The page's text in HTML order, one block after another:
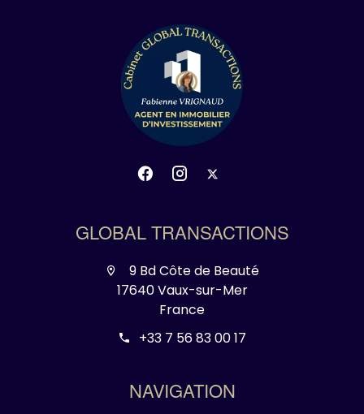
GLOBAL TRANSACTIONS
9 Bd Côte de Beauté
17640 Vaux-sur-Mer
France
+33 7 56 83 00 17
NAVIGATION